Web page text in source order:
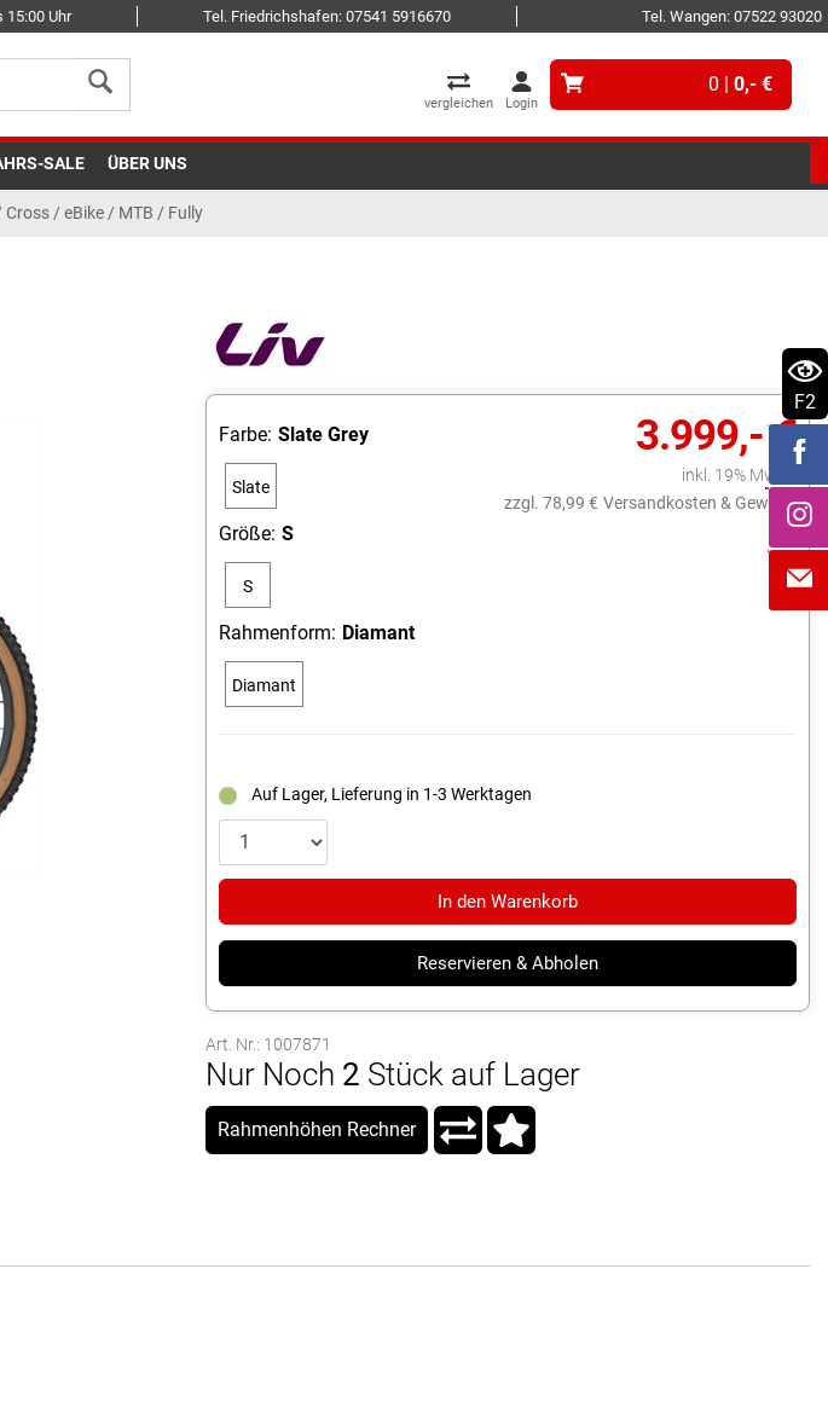
15:00 Uhr Tel. Friedrichshafen: 07541 5916670 Tel. Wangen: 07522 93020
vergleichen Login
0 | 0,- €
SALE ÜBER UNS
Cross / eBike / MTB / Fully
3.999,- €
inkl. 19% MwSt.
zzgl. 78,99 € Versandkosten & Gewicht
Farbe: Slate Grey
Slate
Größe: S
S
Rahmenform: Diamant
Diamant
Auf Lager, Lieferung in 1-3 Werktagen
In den Warenkorb
Reservieren & Abholen
Art. Nr.: 1007871
Nur Noch 2 Stück auf Lager
Rahmenhöhen Rechner
F2